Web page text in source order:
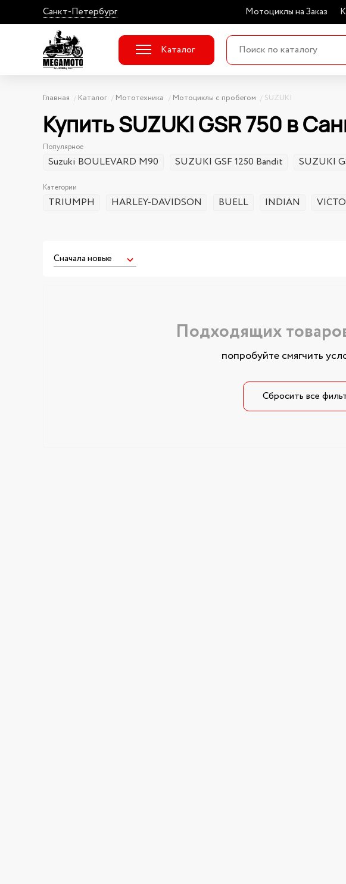
Санкт-Петербург Мотоциклы на Заказ
Каталог
Главная Каталог Мототехника Мотоциклы с пробегом SUZUKI
Купить SUZUKI GSR 750 в
Популярное
Suzuki BOULEVARD M90 SUZUKI GSF 1250 Bandit SUZUKI
Категории
TRIUMPH HARLEY-DAVIDSON BUELL INDIAN
Подходящих
попробуйте смягчить
Сбросить все